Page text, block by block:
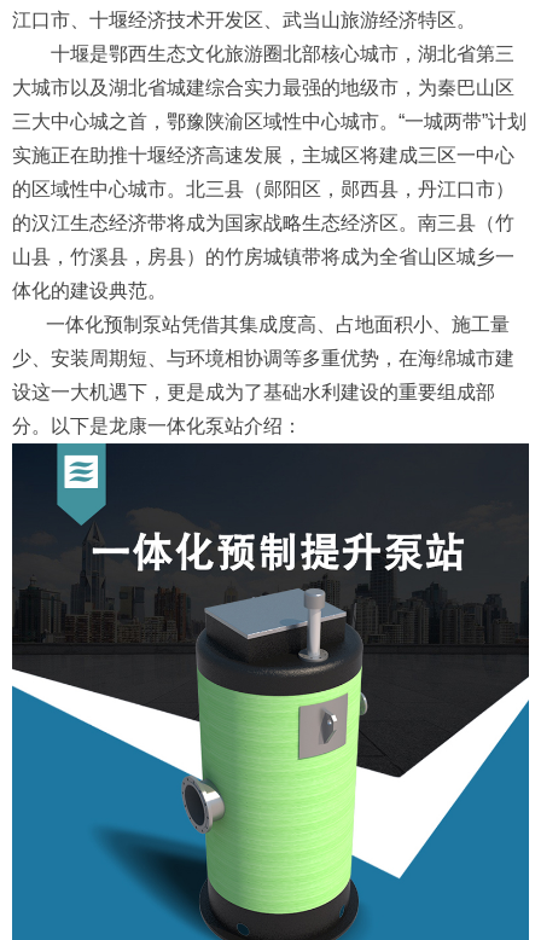
江口市、十堰经济技术开发区、武当山旅游经济特区。
十堰是鄂西生态文化旅游圈北部核心城市，湖北省第三
大城市以及湖北省城建综合实力最强的地级市，为秦巴山区
三大中心城之首，鄂豫陕渝区域性中心城市。“一城两带”计划
实施正在助推十堰经济高速发展，主城区将建成三区一中心
的区域性中心城市。北三县（郧阳区，郧西县，丹江口市）
的汉江生态经济带将成为国家战略生态经济区。南三县（竹
山县，竹溪县，房县）的竹房城镇带将成为全省山区城乡一
体化的建设典范。
一体化预制泵站凭借其集成度高、占地面积小、施工量
少、安装周期短、与环境相协调等多重优势，在海绵城市建
设这一大机遇下，更是成为了基础水利建设的重要组成部
分。以下是龙康一体化泵站介绍：